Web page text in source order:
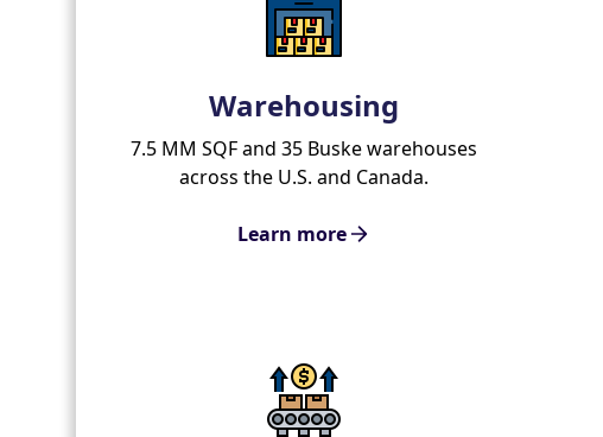
Warehousing
7.5 MM SQF and 35 Buske warehouses
across the U.S. and Canada.
Learn more